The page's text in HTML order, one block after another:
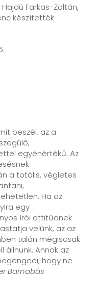
Farkas-Zoltán,
készítették
beszél, az a
egyénértékű. Az
a totális, végletes
Ha az
egy
írói attitűdnek
velünk, az az
talán mégiscsak
állnunk. Annak az
hogy ne
Barnabás